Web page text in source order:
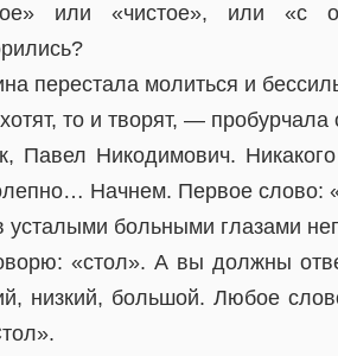
или «чистое», или «с
перестала молиться и
то и творят, —
Павел Никодимович.
Начнем. Первое слово:
усталыми больными глазами
«стол». А вы должны
низкий, большой. Любое